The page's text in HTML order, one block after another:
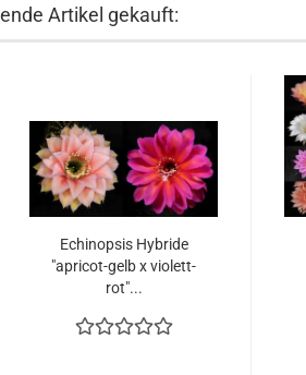
Artikel gekauft:
Echinopsis Hybride
"apricot-gelb x violett-
rot"...